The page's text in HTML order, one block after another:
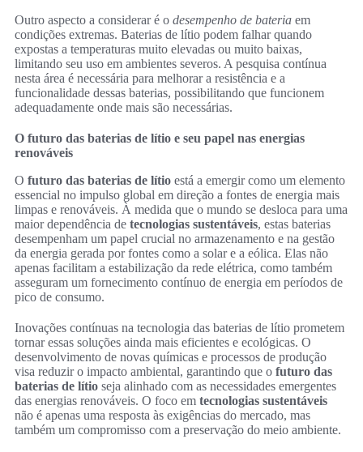
Outro aspecto a considerar é o desempenho de bateria em
condições extremas. Baterias de lítio podem falhar quando
expostas a temperaturas muito elevadas ou muito baixas,
limitando seu uso em ambientes severos. A pesquisa contínua
nesta área é necessária para melhorar a resistência e a
funcionalidade dessas baterias, possibilitando que funcionem
adequadamente onde mais são necessárias.
O futuro das baterias de lítio e seu papel nas energias
renováveis
O futuro das baterias de lítio está a emergir como um elemento
essencial no impulso global em direção a fontes de energia mais
limpas e renováveis. À medida que o mundo se desloca para uma
maior dependência de tecnologias sustentáveis, estas baterias
desempenham um papel crucial no armazenamento e na gestão
da energia gerada por fontes como a solar e a eólica. Elas não
apenas facilitam a estabilização da rede elétrica, como também
asseguram um fornecimento contínuo de energia em períodos de
pico de consumo.
Inovações contínuas na tecnologia das baterias de lítio prometem
tornar essas soluções ainda mais eficientes e ecológicas. O
desenvolvimento de novas químicas e processos de produção
visa reduzir o impacto ambiental, garantindo que o futuro das
baterias de lítio seja alinhado com as necessidades emergentes
das energias renováveis. O foco em tecnologias sustentáveis
não é apenas uma resposta às exigências do mercado, mas
também um compromisso com a preservação do meio ambiente.